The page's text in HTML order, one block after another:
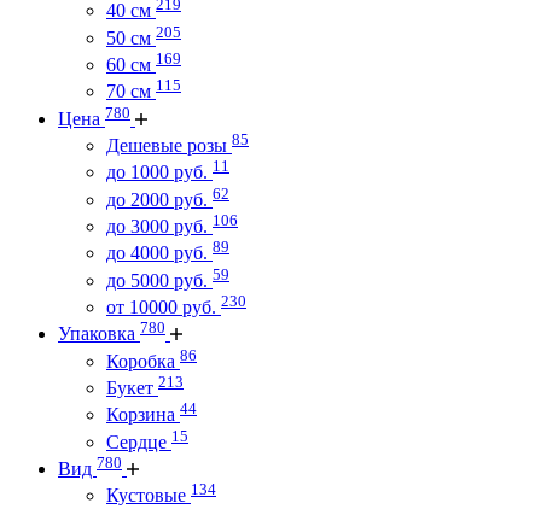
40 см 219
50 см 205
60 см 169
70 см 115
Цена 780
Дешевые розы 85
до 1000 руб. 11
до 2000 руб. 62
до 3000 руб. 106
до 4000 руб. 89
до 5000 руб. 59
от 10000 руб. 230
Упаковка 780
Коробка 86
Букет 213
Корзина 44
Сердце 15
Вид 780
Кустовые 134